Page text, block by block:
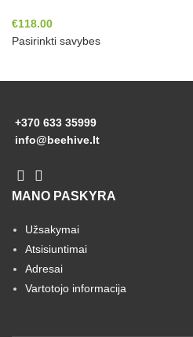
€118.00
Pasirinkti savybes
+370 633 35999
info@beehive.lt
MANO PASKYRA
Užsakymai
Atsisiuntimai
Adresai
Vartotojo informacija